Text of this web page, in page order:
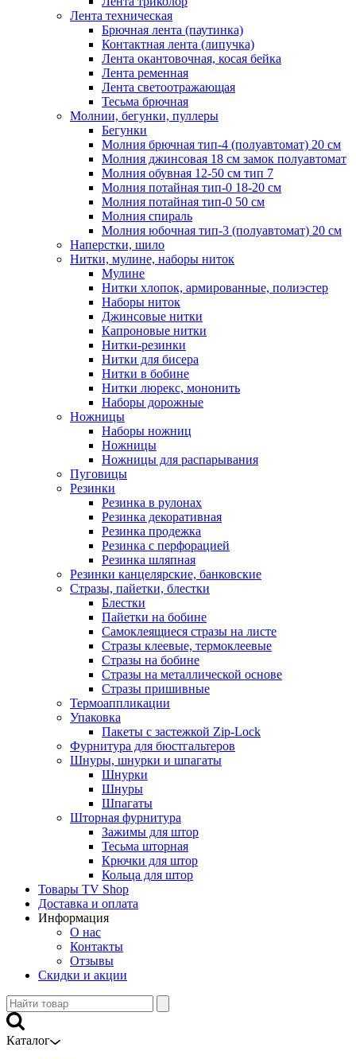
Лента техническая
Брючная лента (паутинка)
Контактная лента (липучка)
Лента окантовочная, косая бейка
Лента ременная
Лента светоотражающая
Тесьма брючная
Молнии, бегунки, пуллеры
Бегунки
Молния брючная тип-4 (полуавтомат) 20 см
Молния джинсовая 18 см замок полуавтомат
Молния обувная 12-50 см тип 7
Молния потайная тип-0 18-20 см
Молния потайная тип-0 50 см
Молния спираль
Молния юбочная тип-3 (полуавтомат) 20 см
Наперстки, шило
Нитки, мулине, наборы ниток
Мулине
Нитки хлопок, армированные, полиэстер
Наборы ниток
Джинсовые нитки
Капроновые нитки
Нитки-резинки
Нитки для бисера
Нитки в бобине
Нитки люрекс, мононить
Наборы дорожные
Ножницы
Наборы ножниц
Ножницы
Ножницы для распарывания
Пуговицы
Резинки
Резинка в рулонах
Резинка декоративная
Резинка продежка
Резинка с перфорацией
Резинка шляпная
Резинки канцелярские, банковские
Стразы, пайетки, блестки
Блестки
Пайетки на бобине
Самоклеящиеся стразы на листе
Стразы клеевые, термоклеевые
Стразы на бобине
Стразы на металлической основе
Стразы пришивные
Термоаппликации
Упаковка
Пакеты с застежкой Zip-Lock
Фурнитура для бюстгальтеров
Шнуры, шнурки и шпагаты
Шнурки
Шнуры
Шпагаты
Шторная фурнитура
Зажимы для штор
Тесьма шторная
Крючки для штор
Кольца для штор
Товары TV Shop
Доставка и оплата
Информация
О нас
Контакты
Отзывы
Скидки и акции
Каталог